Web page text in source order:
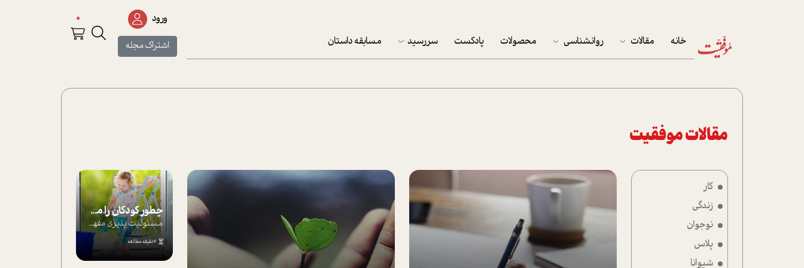
خانه مقالات
پرونده ویژه
روانشناسی محصولات پادکست سررسید
تقویم دیواری
مسابقه داستان
ورود
اشتراک مجله
0
مقالات موفقیت
کار
زندگی
نوجوان
پلاس
شیوانا
چطور کودکان را مسئولیت‌پذیر بار بیاورید؟
مسئولیت پذیری مفهومی ا ست که هر چه کودکت...
4 دقیقه مطالعه